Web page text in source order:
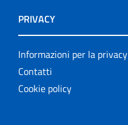
PRIVACY
Informazioni per la privacy
Contatti
Cookie policy